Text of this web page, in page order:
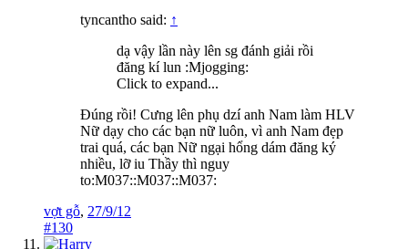
tyncantho said: ↑
dạ vậy lần này lên sg đánh giải rồi
đăng kí lun :Mjogging:
Click to expand...
Đúng rồi! Cưng lên phụ dzí anh Nam làm HLV
Nữ dạy cho các bạn nữ luôn, vì anh Nam đẹp
trai quá, các bạn Nữ ngại hổng dám đăng ký
nhiều, lỡ iu Thầy thì nguy
to:M037::M037::M037:
vợt gỗ, 27/9/12
#130